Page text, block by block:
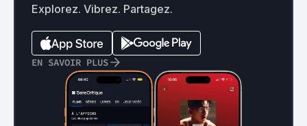
Explorez. Vibrez. Partagez.
EN SAVOIR PLUS